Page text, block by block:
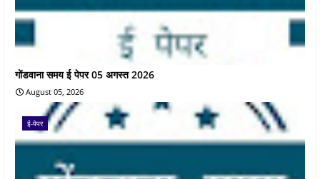
गोंडवाना समय ई पेपर 05 अगस्त 2026
August 05, 2026
ई-पेपर